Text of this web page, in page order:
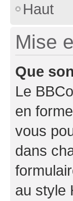
Haut
Mise
Que
Le
en
vous
dans
au style